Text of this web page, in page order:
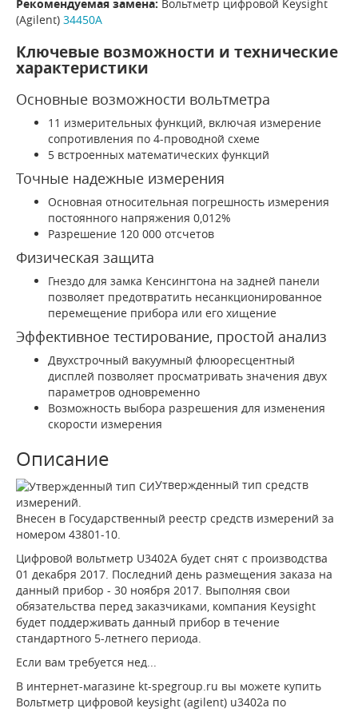
Рекомендуемая замена: Вольтметр цифровой Keysight
(Agilent) 34450A
Ключевые возможности и технические
характеристики
Основные возможности вольтметра
11 измерительных функций, включая измерение
сопротивления по 4-проводной схеме
5 встроенных математических функций
Точные надежные измерения
Основная относительная погрешность измерения
постоянного напряжения 0,012%
Разрешение 120 000 отсчетов
Физическая защита
Гнездо для замка Кенсингтона на задней панели
позволяет предотвратить несанкционированное
перемещение прибора или его хищение
Эффективное тестирование, простой анализ
Двухстрочный вакуумный флюоресцентный
дисплей позволяет просматривать значения двух
параметров одновременно
Возможность выбора разрешения для изменения
скорости измерения
Описание
Утвержденный тип средств
измерений.
Внесен в Государственный реестр средств измерений за
номером 43801-10.
Цифровой вольтметр U3402A будет снят с производства
01 декабря 2017. Последний день размещения заказа на
данный прибор - 30 ноября 2017. Выполняя свои
обязательства перед заказчиками, компания Keysight
будет поддерживать данный прибор в течение
стандартного 5-летнего периода.
Если вам требуется нед...
В интернет-магазине kt-spegroup.ru вы можете купить
Вольтметр цифровой keysight (agilent) u3402a по